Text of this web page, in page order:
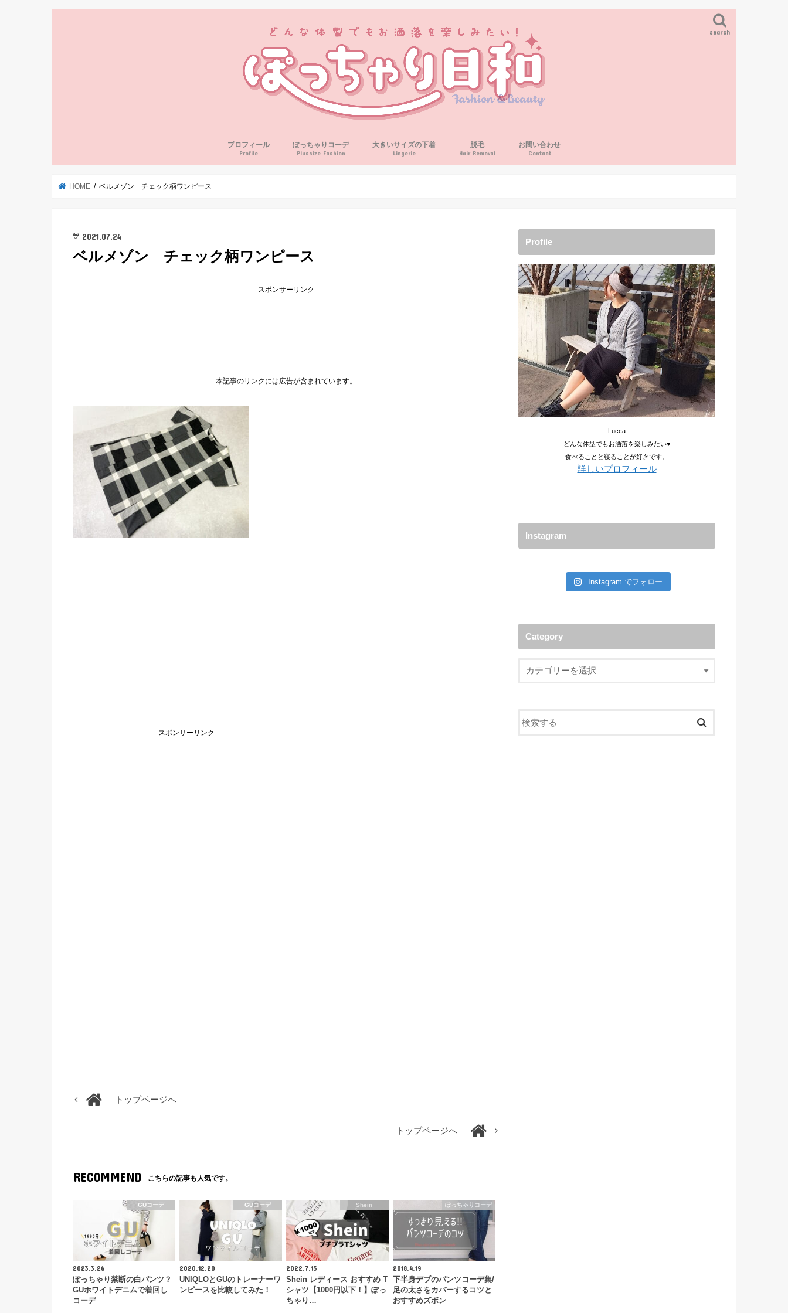
search
プロフィール
Profile
ぽっちゃりコーデ
Plussize Fashion
大きいサイズの下着
Lingerie
脱毛
Hair Removal
お問い合わせ
Contact
HOME ベルメゾン チェック柄ワンピース
2021.07.24
ベルメゾン チェック柄ワンピース
スポンサーリンク
本記事のリンクには広告が含まれています。
スポンサーリンク
トップページへ
トップページへ
RECOMMEND こちらの記事も人気です。
GUコーデ
2023.3.26
ぽっちゃり禁断の白パンツ？
GUホワイトデニムで着回し
コーデ
GUコーデ
2020.12.20
UNIQLOとGUのトレーナーワ
ンピースを比較してみた！
Shein
2022.7.15
Shein レディース おすすめ T
シャツ【1000円以下！】ぽっ
ちゃり…
ぽっちゃりコーデ
2018.4.19
下半身デブのパンツコーデ集/
足の太さをカバーするコツと
おすすめズボン
Profile
Lucca
どんな体型でもお洒落を楽しみたい♥
食べることと寝ることが好きです。
詳しいプロフィール
Instagram
Instagram でフォロー
Category